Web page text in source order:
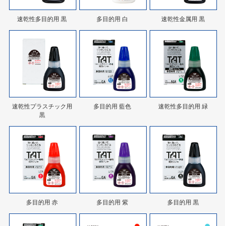
速乾性多目的用 黒 多目的用 白 速乾性金属用 黒
速乾性プラスチック用
黒
多目的用 藍色 速乾性多目的用 緑
多目的用 赤 多目的用 紫 多目的用 黒